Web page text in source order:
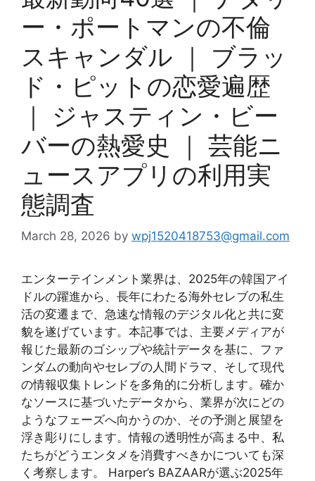
ー・ポートマンの不倫
スキャンダル ｜ ブラッ
ド・ピットの恋愛遍歴
｜ ジャスティン・ビー
バーの熱愛史 ｜ 芸能ニ
ュースアプリの利用実
態調査
March 28, 2026 by wpj1520418753@gmail.com
エンターテインメント業界は、2025年の韓国アイ
ドルの躍進から、長年にわたる海外セレブの私生
活の変遷まで、急速な情報のデジタル化と共に変
貌を遂げています。本記事では、主要メディアが
報じた最新のゴシップや統計データを基に、ファ
ンダムの動向やセレブの人間ドラマ、そして現代
の情報収集トレンドを多角的に分析します。確か
なソースに基づいたデータから、業界が次にどの
ようなフェーズへ向かうのか、その予測と展望を
浮き彫りにします。情報の透明性が高まる中、私
たちがどうエンタメを消費すべきかについても深
く考察します。 Harper’s BAZAARが選ぶ2025年